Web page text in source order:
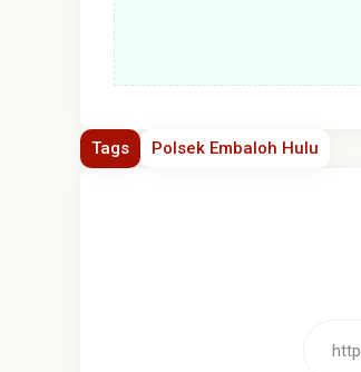
Tags Polsek Embaloh Hulu